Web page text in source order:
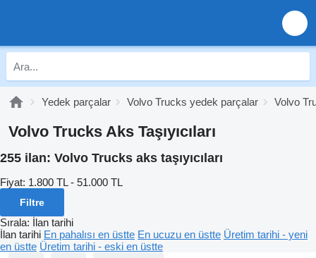
Yedek parçalar Volvo Trucks yedek parçalar Volvo
Volvo Trucks Aks Taşıyıcıları
255 ilan: Volvo Trucks aks taşıyıcıları
Fiyat: 1.800 TL - 51.000 TL
Filtre
Sırala: İlan tarihi
İlan tarihi En pahalısı en üstte En ucuzu en üstte Üretim tarihi - yeni
en üstte Üretim tarihi - eski en üstte